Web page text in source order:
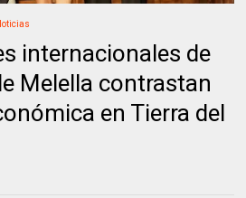
internacionales de
Melella contrastan
en Tierra del